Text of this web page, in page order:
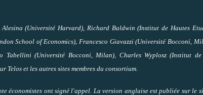
(Université Harvard), Richard Baldwin (Institut de Hautes
School of Economics), Francesco Giavazzi (Université Bocconi,
Tabellini (Université Bocconi, Milan), Charles Wyplosz (Institut
Telos et les autres sites membres du consortium.
économistes ont signé l'appel. La version anglaise est publiée sur le